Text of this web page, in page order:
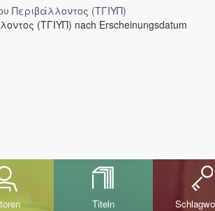
Περιβάλλοντος (ΤΓΙΥΠ)
(ΤΓΙΥΠ) nach Erscheinungsdatum
Titeln